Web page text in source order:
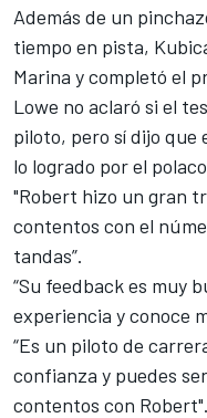
Además de un
tiempo en pista,
Marina y completó el
Lowe no aclaró si el
piloto, pero sí dijo que
lo logrado por el
"Robert hizo un gran
contentos con el
tandas”.
“Su feedback es muy
experiencia y conoce
“Es un piloto de
confianza y puedes
contentos con Robert".